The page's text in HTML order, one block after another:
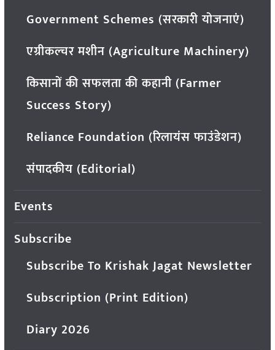
Government Schemes (सरकारी योजनाएं)
एग्रीकल्चर मशीन (Agriculture Machinery)
किसानों की सफलता की कहानी (Farmer
Success Story)
Reliance Foundation (रिलायंस फाउंडेशन)
संपादकीय (Editorial)
Events
Subscribe
Subscribe To Krishak Jagat Newsletter
Subscription (Print Edition)
Diary 2026